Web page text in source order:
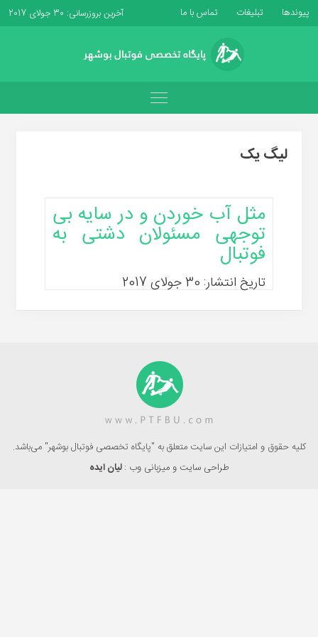
پیوندها تبلیغات تماس با ما آخرین بروزرسانی: 30 جولای 2017
لیگ یک
مثل آب خوردن و در سایه بی
توجهی مسئولان دشتی به
فوتبال
تاریخ انتشار: 30 جولای 2017
کلیه حقوق و امتیازات این سایت متعلق به "پایگاه تخصصی فوتبال بوشهر" می‌باشد.
طراحی سایت و میزبانی وب :لیان ایده